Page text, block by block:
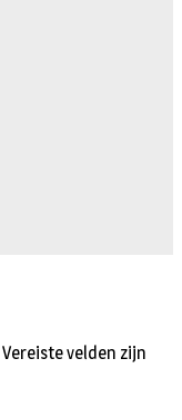
Vereiste velden zijn